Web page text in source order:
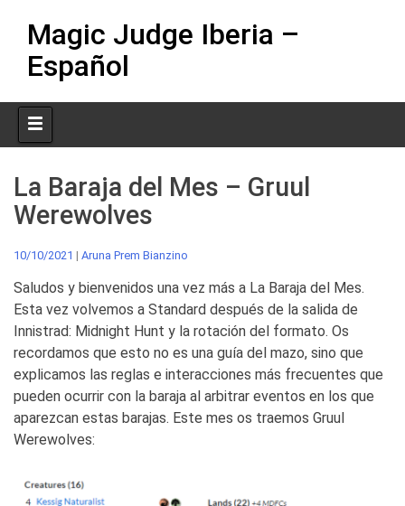
content
Magic Judge Iberia –
Español
La Baraja del Mes – Gruul
Werewolves
10/10/2021 | Aruna Prem Bianzino
Saludos y bienvenidos una vez más a La Baraja del Mes.
Esta vez volvemos a Standard después de la salida de
Innistrad: Midnight Hunt y la rotación del formato. Os
recordamos que esto no es una guía del mazo, sino que
explicamos las reglas e interacciones más frecuentes que
pueden ocurrir con la baraja al arbitrar eventos en los que
aparezcan estas barajas. Este mes os traemos Gruul
Werewolves: